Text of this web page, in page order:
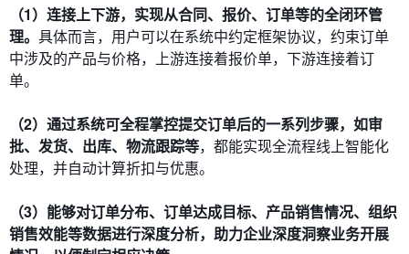
（1）连接上下游，实现从合同、报价、订单等的全闭环管
理。 具体而言，用户可以在系统中约定框架协议，约束订单
中涉及的产品与价格，上游连接着报价单，下游连接着订
单。
（2）通过系统可全程掌控提交订单后的一系列步骤，如审
批、发货、出库、物流跟踪等，都能实现全流程线上智能化
处理，并自动计算折扣与优惠。
（3）能够对订单分布、订单达成目标、产品销售情况、组织
销售效能等数据进行深度分析，助力企业深度洞察业务开展